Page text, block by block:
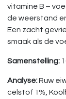
vitamine B –
de weerstand
Een zacht
smaak als de
Samenstelling:
Analyse:Ruw
celstof 1%,